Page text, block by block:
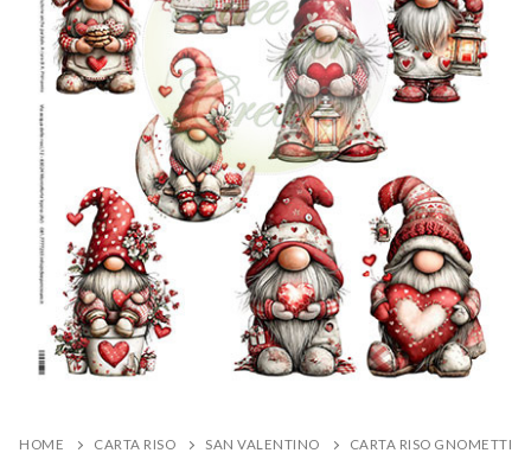
HOME CARTA RISO SAN VALENTINO CARTA RISO GNOMETTI